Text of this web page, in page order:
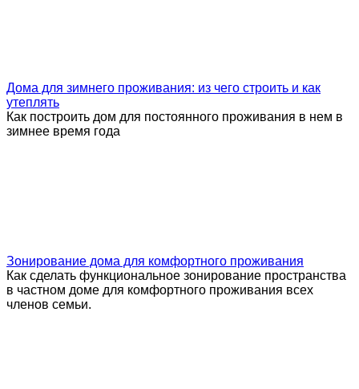
Дома для зимнего проживания: из чего строить и как
утеплять
Как построить дом для постоянного проживания в нем в
зимнее время года
Зонирование дома для комфортного проживания
Как сделать функциональное зонирование пространства
в частном доме для комфортного проживания всех
членов семьи.